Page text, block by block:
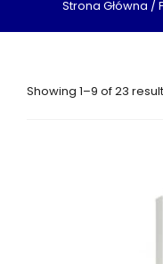
Strona Główna /
Showing 1–9 of 23